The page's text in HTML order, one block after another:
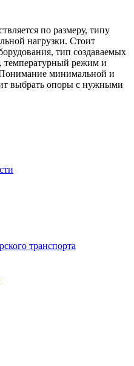
по размеру, типу
нагрузки. Стоит
тип создаваемых
температурный режим и
минимальной и
выбрать опоры с нужными
транспорта